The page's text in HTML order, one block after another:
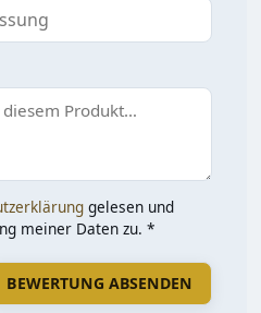
gelesen und
meiner Daten zu. *
BEWERTUNG ABSENDEN